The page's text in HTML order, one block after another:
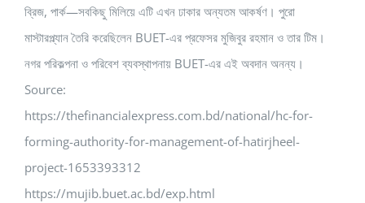
ব্রিজ, পার্ক—সবকিছু মিলিয়ে এটি এখন ঢাকার অন্যতম আকর্ষণ। পুরো
মাস্টারপ্ল্যান তৈরি করেছিলেন BUET-এর প্রফেসর মুজিবুর রহমান ও তার টিম।
নগর পরিকল্পনা ও পরিবেশ ব্যবস্থাপনায় BUET-এর এই অবদান অনন্য।
Source:
https://thefinancialexpress.com.bd/national/hc-for-
forming-authority-for-management-of-hatirjheel-
project-1653393312
https://mujib.buet.ac.bd/exp.html